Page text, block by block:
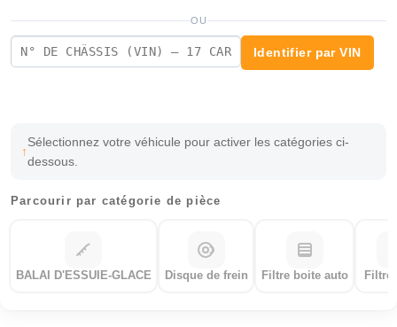
OU
Identifier par VIN
Sélectionnez votre véhicule pour activer les catégories ci-
dessous.
Parcourir par catégorie de pièce
BALAI D'ESSUIE-GLACE Disque de frein Filtre boite auto